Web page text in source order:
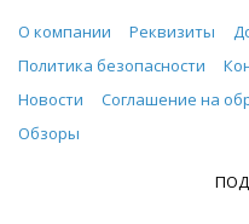
О компании Реквизиты
Политика безопасности
Новости
Соглашение на
Обзоры